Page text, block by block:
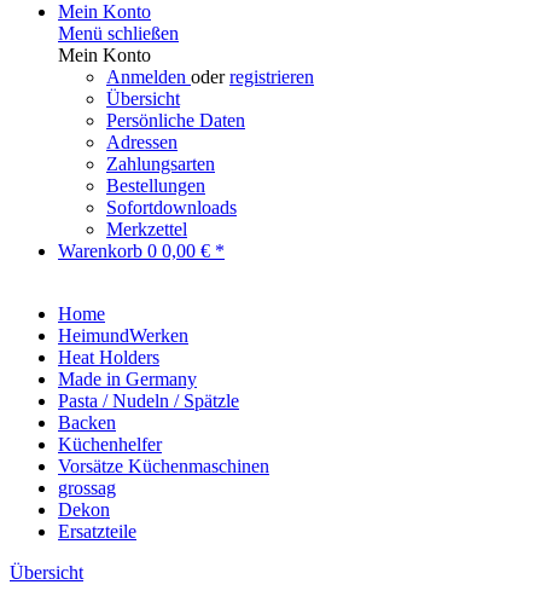
Mein Konto
Menü schließen
Mein Konto
Anmelden oderregistrieren
Übersicht
Persönliche Daten
Adressen
Zahlungsarten
Bestellungen
Sofortdownloads
Merkzettel
Warenkorb 0 0,00 € *
Home
HeimundWerken
Heat Holders
Made in Germany
Pasta / Nudeln / Spätzle
Backen
Küchenhelfer
Vorsätze Küchenmaschinen
grossag
Dekon
Ersatzteile
Übersicht